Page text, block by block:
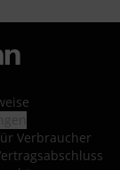
Verbraucher